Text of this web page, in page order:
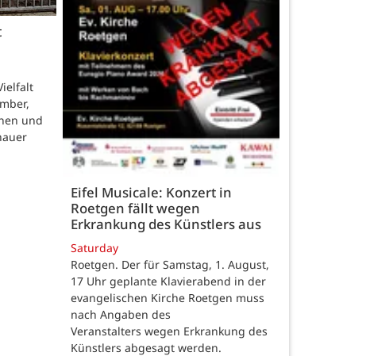
und
Eifel Musicale: Konzert in
Roetgen fällt wegen
Erkrankung des Künstlers aus
Saturday
Roetgen. Der für Samstag, 1. August,
17 Uhr geplante Klavierabend in der
evangelischen Kirche Roetgen muss
nach Angaben des
Veranstalters wegen Erkrankung des
Künstlers abgesagt werden.